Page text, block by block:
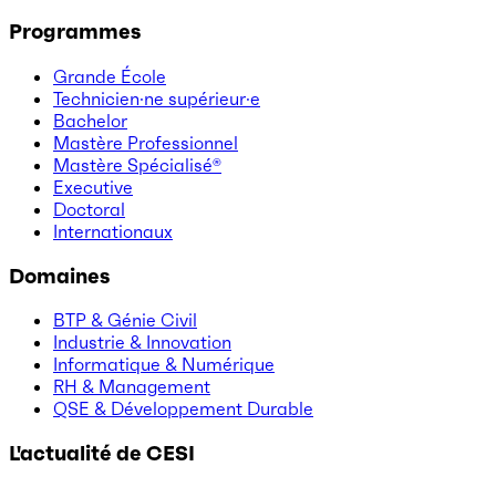
Programmes
Grande École
Technicien·ne supérieur·e
Bachelor
Mastère Professionnel
Mastère Spécialisé®
Executive
Doctoral
Internationaux
Domaines
BTP & Génie Civil
Industrie & Innovation
Informatique & Numérique
RH & Management
QSE & Développement Durable
L'actualité de CESI